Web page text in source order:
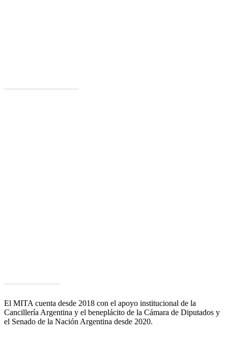
El MITA cuenta desde 2018 con el apoyo institucional de la
Cancillería Argentina y el beneplácito de la Cámara de Diputados y
el Senado de la Nación Argentina desde 2020.